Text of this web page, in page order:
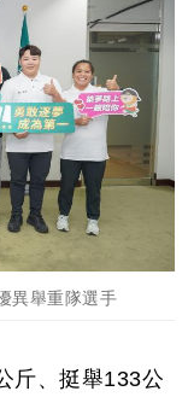
異舉重隊選手
斤、挺舉133公